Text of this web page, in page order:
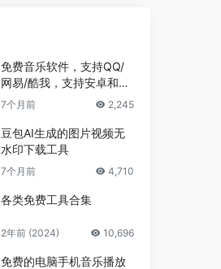
免费音乐软件，支持QQ/
网易/酷我，支持安卓和Wi
ndows平台
7个月前 2,245
豆包AI生成的图片视频无
水印下载工具
7个月前 4,710
各类免费工具合集
2年前 (2024) 10,696
免费的电脑手机音乐播放